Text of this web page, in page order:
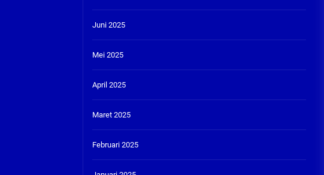
Juni 2025
Mei 2025
April 2025
Maret 2025
Februari 2025